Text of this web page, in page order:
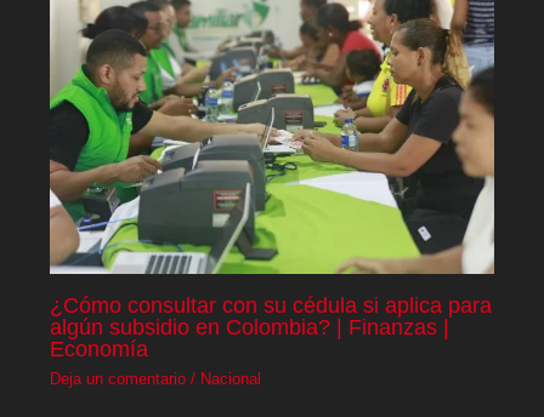
¿Cómo consultar con su cédula si aplica para
algún subsidio en Colombia? | Finanzas |
Economía
Deja un comentario / Nacional